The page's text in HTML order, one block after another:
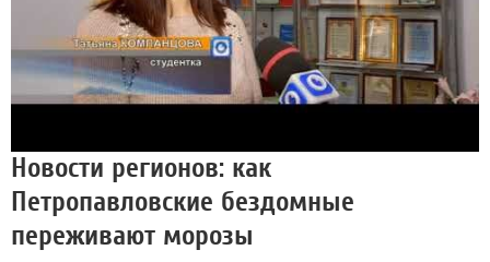
Новости регионов: как
Петропавловские бездомные
переживают морозы